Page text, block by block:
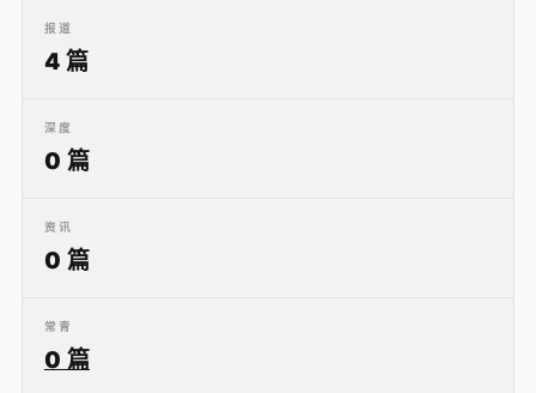
报道
4 篇
深度
0 篇
资讯
0 篇
常青
0 篇